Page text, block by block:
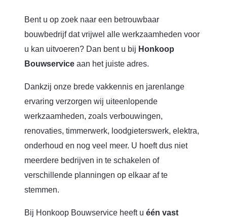
Bent u op zoek naar een betrouwbaar
bouwbedrijf dat vrijwel alle werkzaamheden voor
u kan uitvoeren? Dan bent u bij Honkoop
Bouwservice aan het juiste adres.
Dankzij onze brede vakkennis en jarenlange
ervaring verzorgen wij uiteenlopende
werkzaamheden, zoals verbouwingen,
renovaties, timmerwerk, loodgieterswerk, elektra,
onderhoud en nog veel meer. U hoeft dus niet
meerdere bedrijven in te schakelen of
verschillende planningen op elkaar af te
stemmen.
Bij Honkoop Bouwservice heeft u één vast